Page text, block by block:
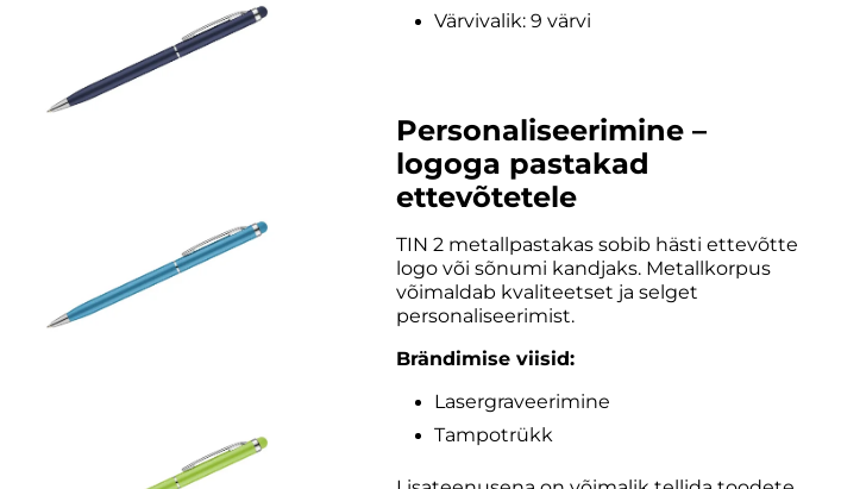
Värvivalik: 9 värvi
Personaliseerimine –
logoga pastakad
ettevõtetele
TIN 2 metallpastakas sobib hästi ettevõtte
logo või sõnumi kandjaks. Metallkorpus
võimaldab kvaliteetset ja selget
personaliseerimist.
Brändimise viisid:
Lasergraveerimine
Tampotrükk